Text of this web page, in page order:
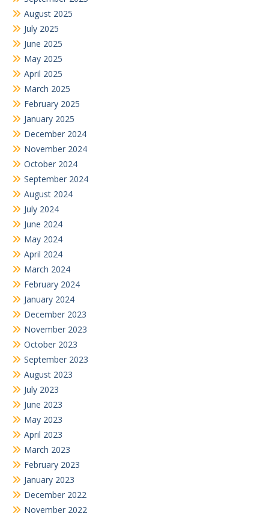
August 2025
July 2025
June 2025
May 2025
April 2025
March 2025
February 2025
January 2025
December 2024
November 2024
October 2024
September 2024
August 2024
July 2024
June 2024
May 2024
April 2024
March 2024
February 2024
January 2024
December 2023
November 2023
October 2023
September 2023
August 2023
July 2023
June 2023
May 2023
April 2023
March 2023
February 2023
January 2023
December 2022
November 2022